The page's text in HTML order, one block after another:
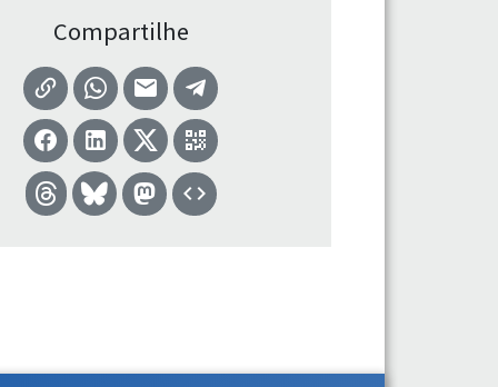
Compartilhe